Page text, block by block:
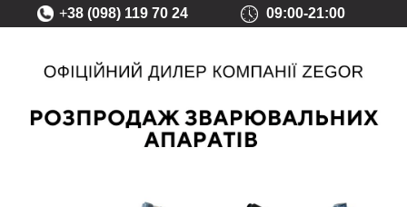
+38 (098) 119 70 24 09:00-21:00